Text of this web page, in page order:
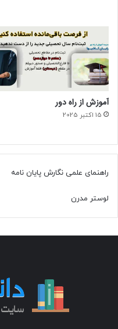
آموزش از راه دور
15 اکتبر 2025
راهنمای علمی نگارش پایان نامه
لوستر مدرن